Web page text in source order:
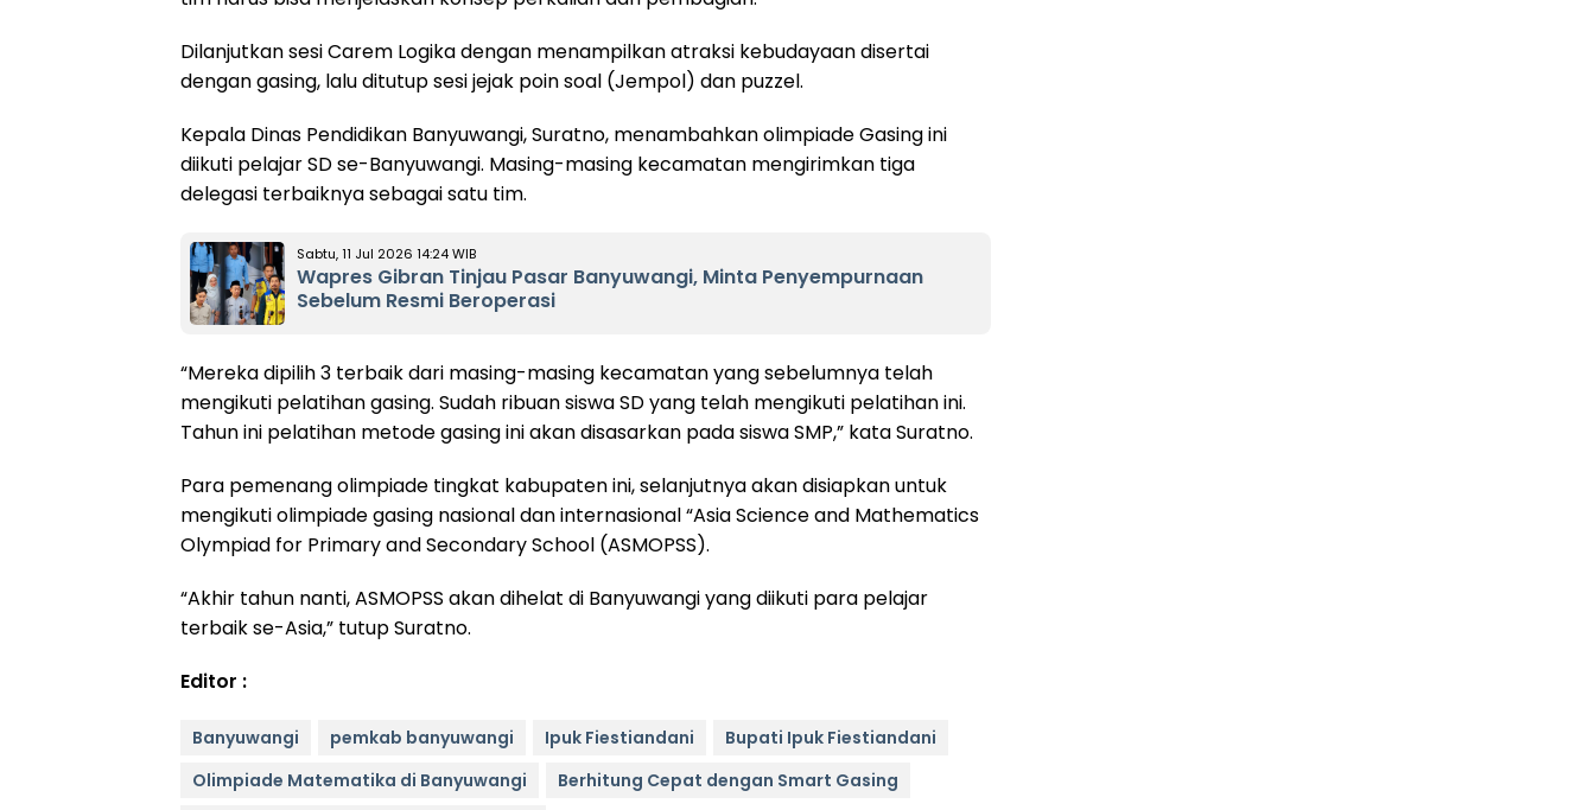
Dilanjutkan sesi Carem Logika dengan menampilkan atraksi kebudayaan disertai
dengan gasing, lalu ditutup sesi jejak poin soal (Jempol) dan puzzel.
Kepala Dinas Pendidikan Banyuwangi, Suratno, menambahkan olimpiade Gasing ini
diikuti pelajar SD se-Banyuwangi. Masing-masing kecamatan mengirimkan tiga
delegasi terbaiknya sebagai satu tim.
Sabtu, 11 Jul 2026 14:24 WIB
Wapres Gibran Tinjau Pasar Banyuwangi, Minta Penyempurnaan
Sebelum Resmi Beroperasi
“Mereka dipilih 3 terbaik dari masing-masing kecamatan yang sebelumnya telah
mengikuti pelatihan gasing. Sudah ribuan siswa SD yang telah mengikuti pelatihan ini.
Tahun ini pelatihan metode gasing ini akan disasarkan pada siswa SMP,” kata Suratno.
Para pemenang olimpiade tingkat kabupaten ini, selanjutnya akan disiapkan untuk
mengikuti olimpiade gasing nasional dan internasional “Asia Science and Mathematics
Olympiad for Primary and Secondary School (ASMOPSS).
“Akhir tahun nanti, ASMOPSS akan dihelat di Banyuwangi yang diikuti para pelajar
terbaik se-Asia,” tutup Suratno.
Editor :
Banyuwangi pemkab banyuwangi Ipuk Fiestiandani
Bupati Ipuk Fiestiandani
Olimpiade Matematika di Banyuwangi
Berhitung Cepat dengan Smart Gasing